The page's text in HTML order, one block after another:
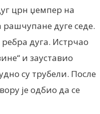
црн џемпер на
дуге седе.
дуга. Истрчао
и зауставио
су трубели. После
је одбио да се